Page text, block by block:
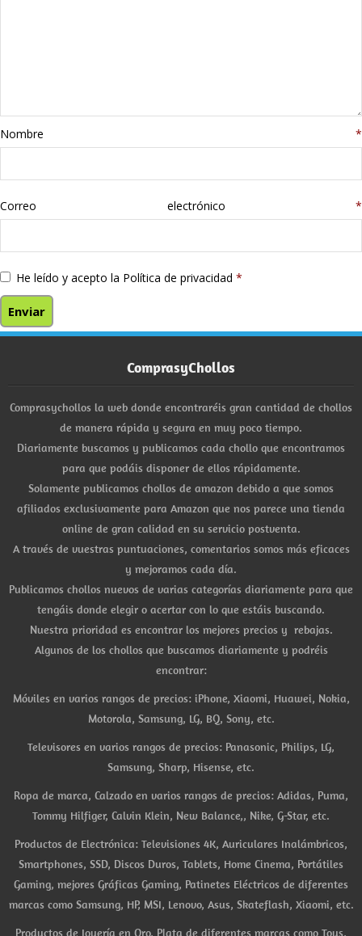
libros
Nombre *
Correo electrónico *
He leído y acepto la Política de privacidad *
ComprasyChollos
Comprasychollos la web donde encontraréis gran cantidad de chollos
de manera rápida y segura en muy poco tiempo.
Diariamente buscamos y publicamos cada chollo que encontramos
para que podáis disponer de ellos rápidamente.
Solamente publicamos chollos de amazon debido a que somos
afiliados exclusivamente para Amazon que nos parece una tienda
online de gran calidad en su servicio postventa.
A través de vuestras puntuaciones, comentarios somos más eficaces
y mejoramos cada día.
Publicamos chollos nuevos de varias categorías diariamente para que
tengáis donde elegir o acertar con lo que estáis buscando.
Nuestra prioridad es encontrar los mejores precios y rebajas.
Algunos de los chollos que buscamos diariamente y podréis
encontrar:
Móviles en varios rangos de precios: iPhone, Xiaomi, Huawei, Nokia,
Motorola, Samsung, LG, BQ, Sony, etc.
Televisores en varios rangos de precios: Panasonic, Philips, LG,
Samsung, Sharp, Hisense, etc.
Ropa de marca, Calzado en varios rangos de precios: Adidas, Puma,
Tommy Hilfiger, Calvin Klein, New Balance,, Nike, G-Star, etc.
Productos de Electrónica: Televisiones 4K, Auriculares Inalámbricos,
Smartphones, SSD, Discos Duros, Tablets, Home Cinema, Portátiles
Gaming, mejores Gráficas Gaming, Patinetes Eléctricos de diferentes
marcas como Samsung, HP, MSI, Lenovo, Asus, Skateflash, Xiaomi, etc.
Productos de Joyería en Oro, Plata de diferentes marcas como Tous,